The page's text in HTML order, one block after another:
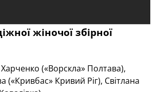
жіночої збірної
(«Ворскла» Полтава),
(«Кривбас» Кривий Ріг), Світлана